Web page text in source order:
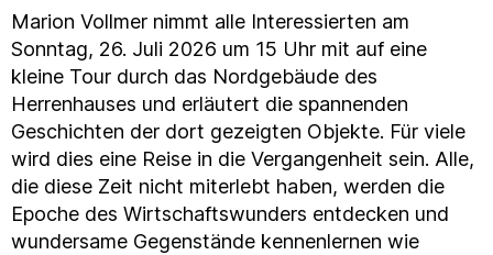
Marion Vollmer nimmt alle Interessierten am
Sonntag, 26. Juli 2026 um 15 Uhr mit auf eine
kleine Tour durch das Nordgebäude des
Herrenhauses und erläutert die spannenden
Geschichten der dort gezeigten Objekte. Für viele
wird dies eine Reise in die Vergangenheit sein. Alle,
die diese Zeit nicht miterlebt haben, werden die
Epoche des Wirtschaftswunders entdecken und
wundersame Gegenstände kennenlernen wie